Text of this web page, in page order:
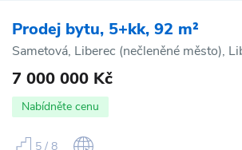
Prodej bytu, 5+kk, 92 m²
Sametová, Liberec (nečleněné město),
7 000 000 Kč
Nabídněte cenu
5 / 8